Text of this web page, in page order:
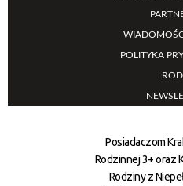
POLITYKA
Posiadaczom
Rodzinnej 3+ oraz
Rodziny z